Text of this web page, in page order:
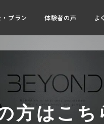
プラン 体験者の声 よ
方はこち